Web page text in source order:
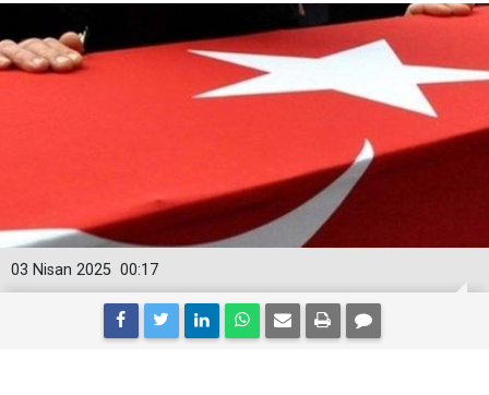
00:17
03 Nisan 2025